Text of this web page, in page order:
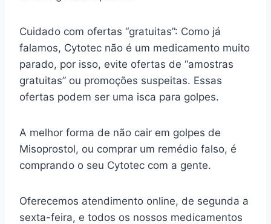
Cuidado com ofertas “gratuitas”: Como já
falamos, Cytotec não é um medicamento muito
parado, por isso, evite ofertas de “amostras
gratuitas” ou promoções suspeitas. Essas
ofertas podem ser uma isca para golpes.
A melhor forma de não cair em golpes de
Misoprostol, ou comprar um remédio falso, é
comprando o seu Cytotec com a gente.
Oferecemos atendimento online, de segunda a
sexta-feira, e todos os nossos medicamentos